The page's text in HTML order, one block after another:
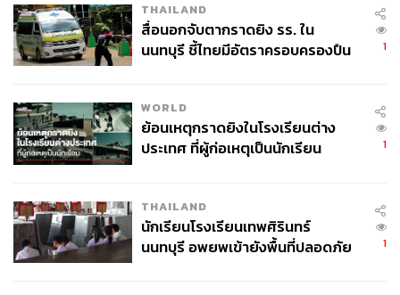
THAILAND
สื่อนอกจับตากราดยิง รร. ใน
นนทบุรี ชี้ไทยมีอัตราครอบครองปืน
1
WORLD
ย้อนเหตุกราดยิงในโรงเรียนต่าง
ประเทศ ที่ผู้ก่อเหตุเป็นนักเรียน
1
THAILAND
นักเรียนโรงเรียนเทพศิรินทร์
นนทบุรี อพยพเข้ายังพื้นที่ปลอดภัย
1